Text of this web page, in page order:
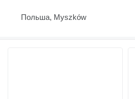
Польша, Myszków